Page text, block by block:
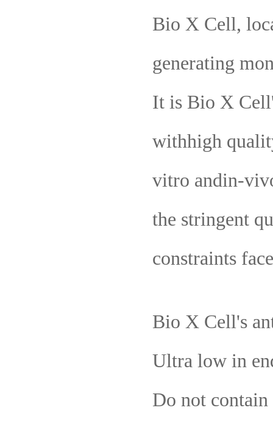
Bio X Cell,
generating
It is Bio X
withhigh
vitro andin-
the stringent
constraints
Bio X Cell's
Ultra low in
Do not contain